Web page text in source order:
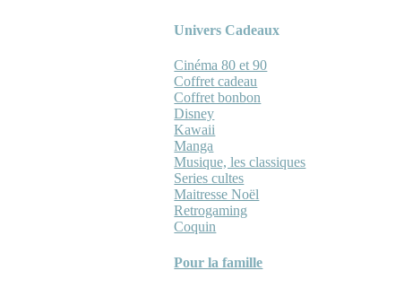
Univers Cadeaux
Cinéma 80 et 90
Coffret cadeau
Coffret bonbon
Disney
Kawaii
Manga
Musique, les classiques
Series cultes
Maitresse Noël
Retrogaming
Coquin
Pour la famille